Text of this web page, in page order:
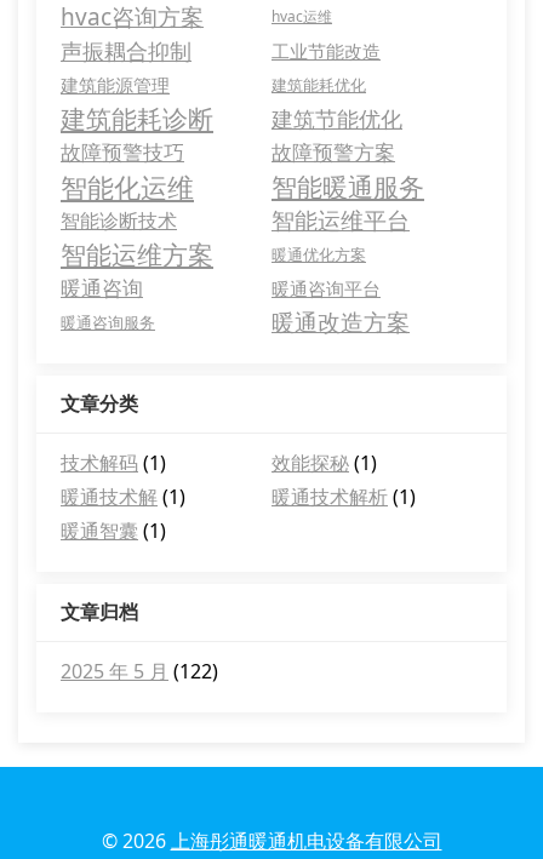
hvac咨询方案 hvac运维
声振耦合抑制
工业节能改造
建筑能源管理
建筑能耗优化
建筑能耗诊断 建筑节能优化
故障预警技巧 故障预警方案
智能化运维 智能暖通服务
智能诊断技术 智能运维平台
智能运维方案 暖通优化方案
暖通咨询 暖通咨询平台
暖通咨询服务 暖通改造方案
文章分类
技术解码 (1) 效能探秘(1)
暖通技术解(1) 暖通技术解析(1)
暖通智囊 (1)
文章归档
2025 年 5 月 (122)
© 2026上海彤通暖通机电设备有限公司